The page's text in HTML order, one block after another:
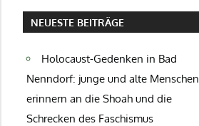
NEUESTE BEITRÄGE
Holocaust-Gedenken in Bad
Nenndorf: junge und alte Menschen
erinnern an die Shoah und die
Schrecken des Faschismus